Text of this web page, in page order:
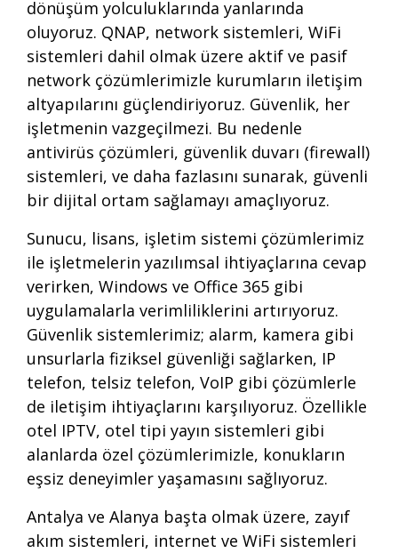
dönüşüm yolculuklarında yanlarında
oluyoruz. QNAP, network sistemleri, WiFi
sistemleri dahil olmak üzere aktif ve pasif
network çözümlerimizle kurumların iletişim
altyapılarını güçlendiriyoruz. Güvenlik, her
işletmenin vazgeçilmezi. Bu nedenle
antivirüs çözümleri, güvenlik duvarı (firewall)
sistemleri, ve daha fazlasını sunarak, güvenli
bir dijital ortam sağlamayı amaçlıyoruz.
Sunucu, lisans, işletim sistemi çözümlerimiz
ile işletmelerin yazılımsal ihtiyaçlarına cevap
verirken, Windows ve Office 365 gibi
uygulamalarla verimliliklerini artırıyoruz.
Güvenlik sistemlerimiz; alarm, kamera gibi
unsurlarla fiziksel güvenliği sağlarken, IP
telefon, telsiz telefon, VoIP gibi çözümlerle
de iletişim ihtiyaçlarını karşılıyoruz. Özellikle
otel IPTV, otel tipi yayın sistemleri gibi
alanlarda özel çözümlerimizle, konukların
eşsiz deneyimler yaşamasını sağlıyoruz.
Antalya ve Alanya başta olmak üzere, zayıf
akım sistemleri, internet ve WiFi sistemleri